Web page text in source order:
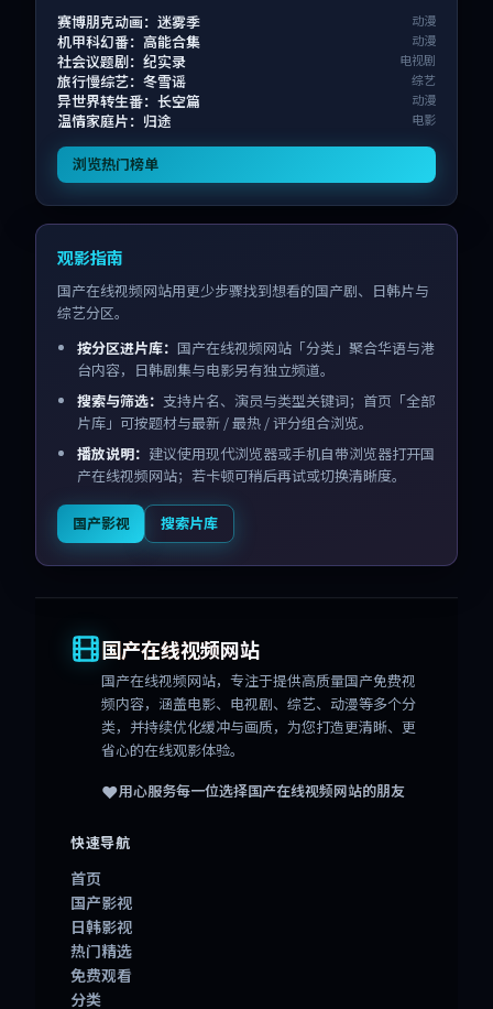
赛博朋克动画：迷雾季
动漫
机甲科幻番：高能合集 动漫
社会议题剧：纪实录 电视剧
旅行慢综艺：冬雪谣 综艺
异世界转生番：长空篇 动漫
温情家庭片：归途 电影
浏览热门榜单
观影指南
国产在线视频网站用更少步骤找到想看的国产剧、日韩片与
综艺分区。
按分区进片库： 国产在线视频网站「分类」聚合华语与港
台内容，日韩剧集与电影另有独立频道。
搜索与筛选： 支持片名、演员与类型关键词；首页「全部
片库」可按题材与最新 / 最热 / 评分组合浏览。
播放说明： 建议使用现代浏览器或手机自带浏览器打开国
产在线视频网站；若卡顿可稍后再试或切换清晰度。
国产影视 搜索片库
国产在线视频网站
国产在线视频网站，专注于提供高质量国产免费视
频内容，涵盖电影、电视剧、综艺、动漫等多个分
类，并持续优化缓冲与画质，为您打造更清晰、更
省心的在线观影体验。
❤️用心服务每一位选择国产在线视频网站的朋友
快速导航
首页
国产影视
日韩影视
热门精选
免费观看
分类